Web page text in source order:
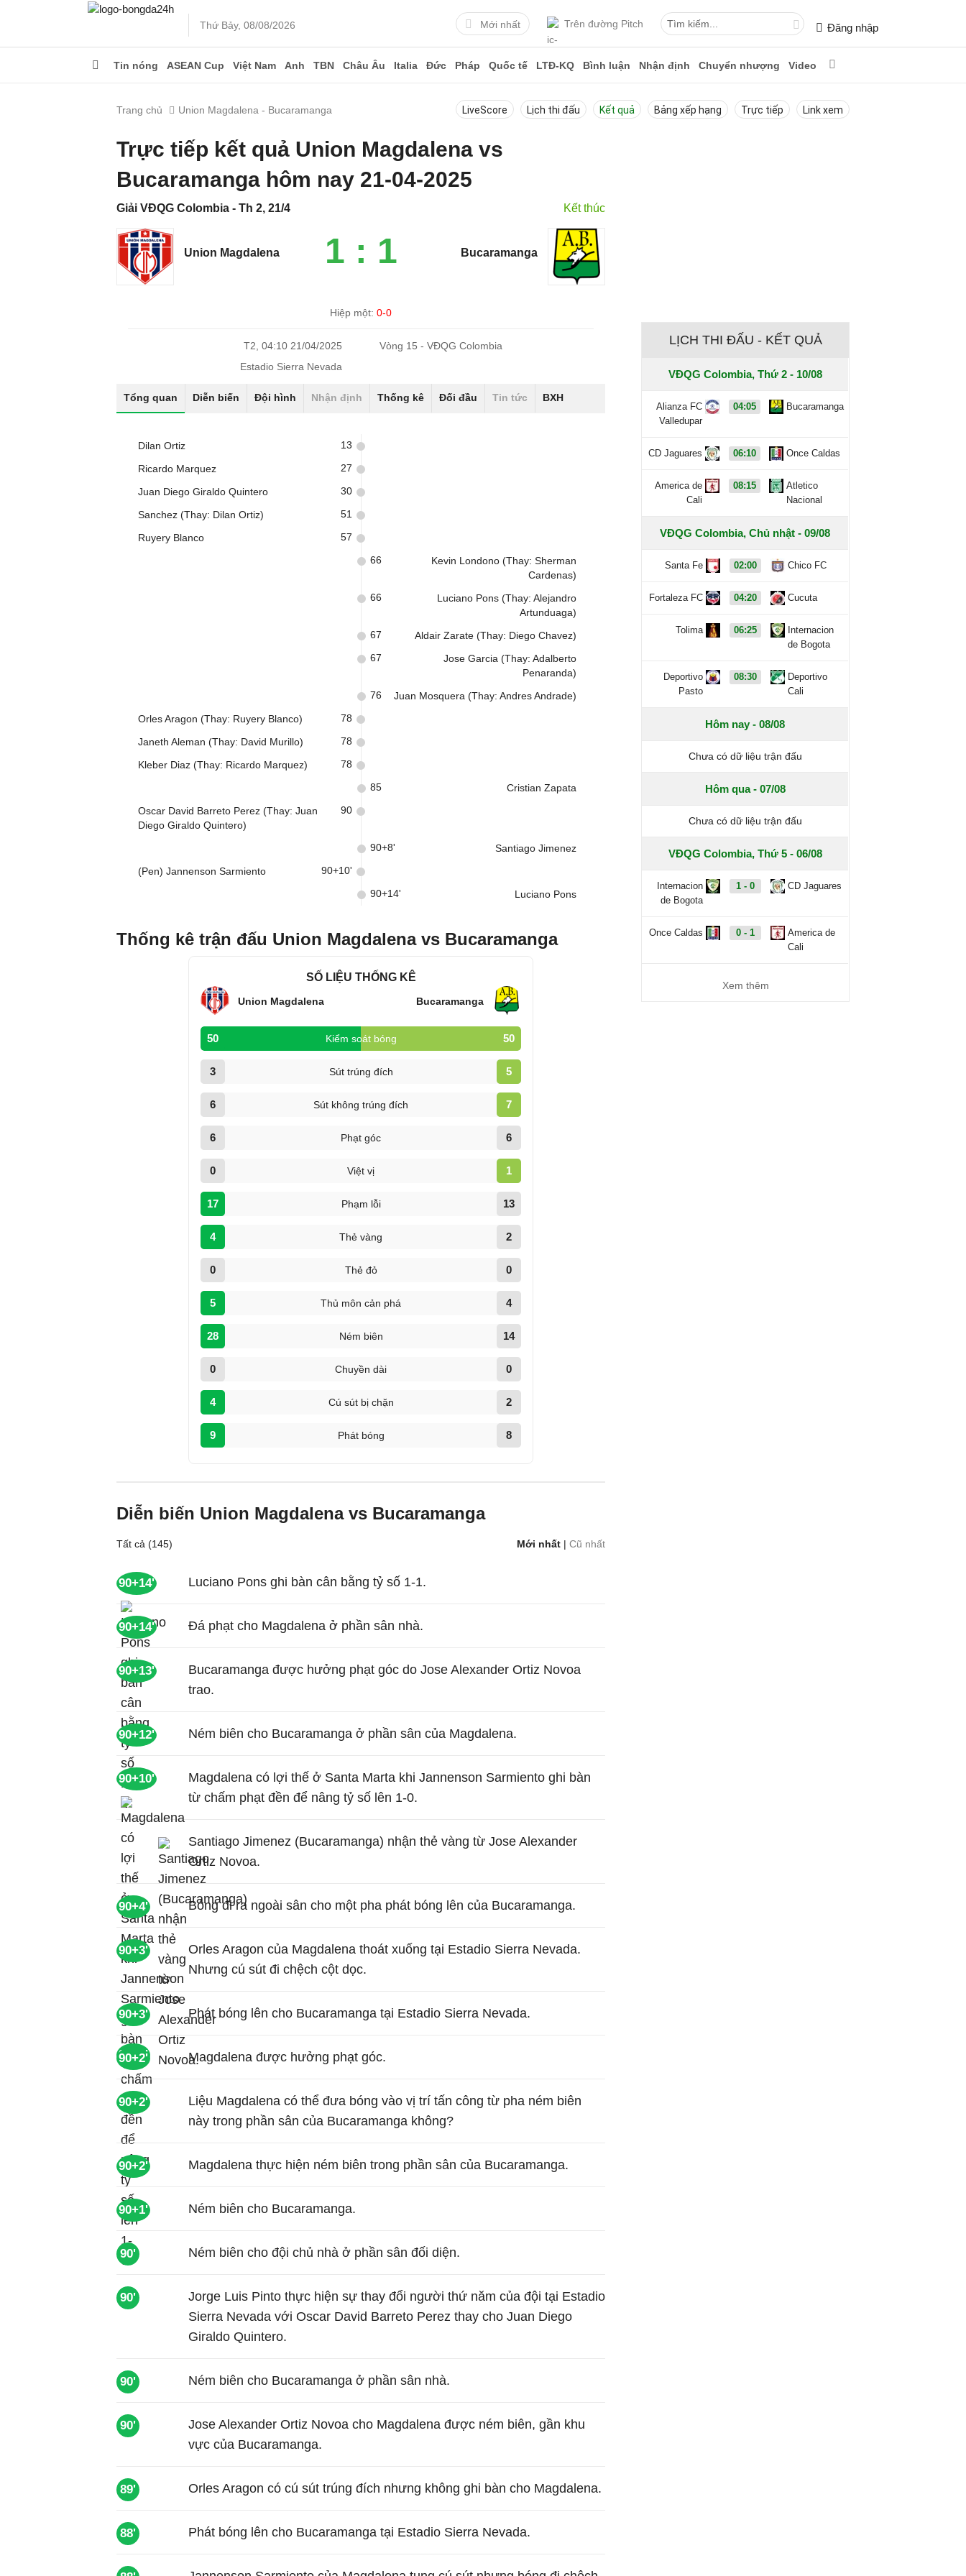
Thứ Bảy, 08/08/2026 Mới nhất Trên đường Pitch Đăng nhập
Tin nóng ASEAN Cup Việt Nam Anh TBN Châu Âu Italia Đức Pháp Quốc tế LTĐ-KQ Bình luận Nhận định Chuyển nhượng Video
Trang chủ Union Magdalena - Bucaramanga LiveScore Lịch thi đấu Kết quả Bảng xếp hạng Trực tiếp Link xem
Trực tiếp kết quả Union Magdalena vs
Bucaramanga hôm nay 21-04-2025
Giải VĐQG Colombia - Th 2, 21/4 Kết thúc
Union Magdalena 1 : 1 Bucaramanga
Hiệp một:0-0
T2, 04:10 21/04/2025
Vòng 15 - VĐQG Colombia
Estadio Sierra Nevada
Tổng quan Diễn biến Đội hình Nhận định Thống kê Đối đầu Tin tức BXH
Dilan Ortiz 13
Ricardo Marquez 27
Juan Diego Giraldo Quintero 30
Sanchez (Thay: Dilan Ortiz) 51
Ruyery Blanco 57
Kevin Londono (Thay: Sherman
Cardenas)
66
Luciano Pons (Thay: Alejandro
Artunduaga)
66
Aldair Zarate (Thay: Diego Chavez)
67
Jose Garcia (Thay: Adalberto
Penaranda)
67
Juan Mosquera (Thay: Andres Andrade)
76
Orles Aragon (Thay: Ruyery Blanco) 78
Janeth Aleman (Thay: David Murillo) 78
Kleber Diaz (Thay: Ricardo Marquez) 78
Cristian Zapata
85
Oscar David Barreto Perez (Thay: Juan
Diego Giraldo Quintero)
90
Santiago Jimenez
90+8'
(Pen) Jannenson Sarmiento 90+10'
Luciano Pons
90+14'
Thống kê trận đấu Union Magdalena vs Bucaramanga
SỐ LIỆU THỐNG KÊ
Union Magdalena Bucaramanga
50 Kiểm soát bóng 50
3 Sút trúng đích 5
6 Sút không trúng đích 7
6 Phạt góc 6
0 Việt vị 1
17 Phạm lỗi 13
4 Thẻ vàng 2
0 Thẻ đỏ 0
5 Thủ môn cản phá 4
28 Ném biên 14
0 Chuyền dài 0
4 Cú sút bị chặn 2
9 Phát bóng 8
Diễn biến Union Magdalena vs Bucaramanga
Tất cả (145) Mới nhất |Cũ nhất
90+14' Luciano Pons ghi bàn cân bằng tỷ số 1-1.
90+14' Đá phạt cho Magdalena ở phần sân nhà.
90+13'
Bucaramanga được hưởng phạt góc do Jose Alexander Ortiz Novoa
trao.
90+12' Ném biên cho Bucaramanga ở phần sân của Magdalena.
90+10'
Magdalena có lợi thế ở Santa Marta khi Jannenson Sarmiento ghi bàn
từ chấm phạt đền để nâng tỷ số lên 1-0.
90+8'
Santiago Jimenez (Bucaramanga) nhận thẻ vàng từ Jose Alexander
Ortiz Novoa.
90+4' Bóng đi ra ngoài sân cho một pha phát bóng lên của Bucaramanga.
90+3'
Orles Aragon của Magdalena thoát xuống tại Estadio Sierra Nevada.
Nhưng cú sút đi chệch cột dọc.
90+3' Phát bóng lên cho Bucaramanga tại Estadio Sierra Nevada.
90+2' Magdalena được hưởng phạt góc.
90+2'
Liệu Magdalena có thể đưa bóng vào vị trí tấn công từ pha ném biên
này trong phần sân của Bucaramanga không?
90+2' Magdalena thực hiện ném biên trong phần sân của Bucaramanga.
90+1' Ném biên cho Bucaramanga.
90' Ném biên cho đội chủ nhà ở phần sân đối diện.
90'
Jorge Luis Pinto thực hiện sự thay đổi người thứ năm của đội tại Estadio
Sierra Nevada với Oscar David Barreto Perez thay cho Juan Diego
Giraldo Quintero.
90' Ném biên cho Bucaramanga ở phần sân nhà.
90'
Jose Alexander Ortiz Novoa cho Magdalena được ném biên, gần khu
vực của Bucaramanga.
89' Orles Aragon có cú sút trúng đích nhưng không ghi bàn cho Magdalena.
88' Phát bóng lên cho Bucaramanga tại Estadio Sierra Nevada.
LỊCH THI ĐẤU - KẾT QUẢ
VĐQG Colombia, Thứ 2 - 10/08
Alianza FC
Valledupar
04:05 Bucaramanga
CD Jaguares 06:10 Once Caldas
America de
Cali
08:15
Atletico
Nacional
VĐQG Colombia, Chủ nhật - 09/08
Santa Fe 02:00 Chico FC
Fortaleza FC 04:20 Cucuta
Tolima 06:25
Internacion
de Bogota
Deportivo
Pasto
08:30
Deportivo
Cali
Hôm nay - 08/08
Chưa có dữ liệu trận đấu
Hôm qua - 07/08
Chưa có dữ liệu trận đấu
VĐQG Colombia, Thứ 5 - 06/08
Internacion
de Bogota
1 - 0 CD Jaguares
Once Caldas 0 - 1
America de
Cali
Xem thêm